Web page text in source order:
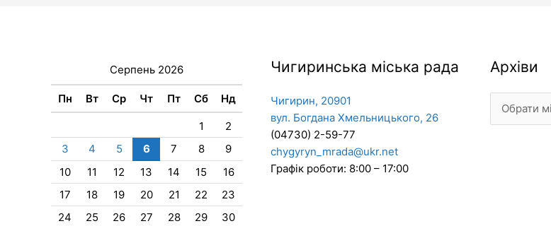
Серпень 2026
Пн Вт Ср Чт Пт Сб Нд
1
2
3
4 5 6 7 8
9
10
11 12 13 14 15
16
17
18 19 20 21 22
23
24
25 26 27 28 29 30
Чигиринська міська рада
Чигирин, 20901
вул. Богдана Хмельницького, 26
(04730) 2-59-77
chygyryn_mrada@ukr.net
Графік роботи: 8:00 – 17:00
Архіви
Архіви